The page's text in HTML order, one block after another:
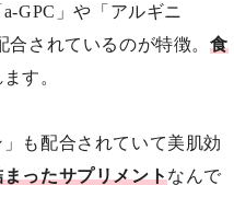
GPC」や「アルギニ
されているのが特徴。 食
す。
も配合されていて美肌効
ったサプリメントなんで